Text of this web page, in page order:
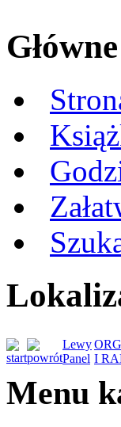
Lewy
Panel I
Menu